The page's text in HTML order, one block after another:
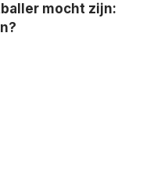
mocht zijn: